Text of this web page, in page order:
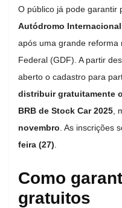
O público já pode garantir
Autódromo
após uma grande reforma
Federal (GDF). A partir
aberto o cadastro para
distribuir gratuitamente
BRB de Stock Car 2025 ,
novembro . As inscrições
feira (27)
Como
gratuitos